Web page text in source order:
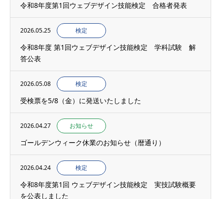
令和8年度第1回ウェブデザイン技能検定 合格者発表
2026.05.25 検定
令和8年度 第1回ウェブデザイン技能検定 学科試験 解
答公表
2026.05.08 検定
受検票を5/8（金）に発送いたしました
2026.04.27 お知らせ
ゴールデンウィーク休業のお知らせ（暦通り）
2026.04.24 検定
令和8年度第1回 ウェブデザイン技能検定 実技試験概要
を公表しました